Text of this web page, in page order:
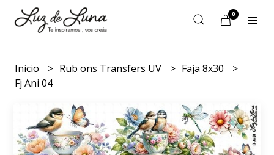
0
Inicio Rub ons Transfers UV
Faja 8x30
Fj Ani 04